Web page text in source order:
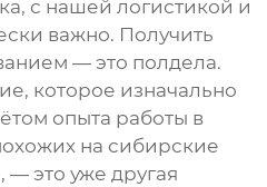
с нашей логистикой и
важно. Получить
— это полдела.
которое изначально
опыта работы в
на сибирские
— это уже другая